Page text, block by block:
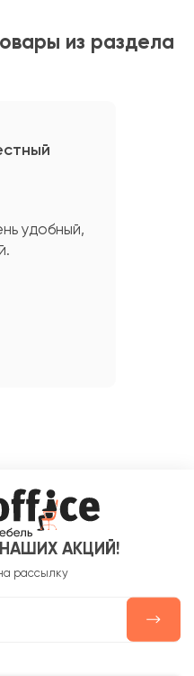
из раздела
удобный,
НАШИХ АКЦИЙ!
рассылку